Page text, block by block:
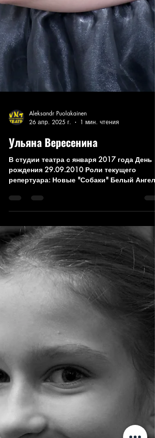
Aleksandr Puolakainen
26 апр. 2025 г.
1 мин. чтения
Ульяна Вересенина
В студии театра с января 2017 года День
рождения 29.09.2010 Роли текущего
репертуара: Новые "Собаки" Белый Ангел
"Падшие ангелы" Муха "Дюймовочка"
Бандер-Лог, Волки "Маугли" Наф-Наф "Три
поросёнка" Заяц "В лесу родилась ёлочка"
Арлекин "Приключения Буратино"
"Лето в Простоквашино" Снеговик "Не
сердите Деда Мороза" Кролик "Винни-Пух
все-все-все..." Черепаха "Как Львёнок и
Черепаха песню пели" Хрюша "Повелитель
мух" Сыгранные роли: Утёнок "Дикий"